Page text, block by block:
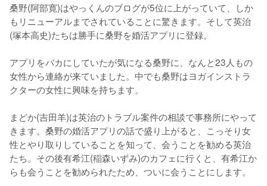
桑野(阿部寛)はやっくんのブログが5位に上がっていて、しか
もリニューアルまでされていることに驚きます。そして英治
(塚本高史)たちは勝手に桑野を婚活アプリに登録。
アプリをバカにしていたが気になる桑野に、なんと23人もの
女性から連絡が来ていました。中でも桑野はヨガインストラ
クターの女性に興味を持ちます。
まどか(吉田羊)は英治のトラブル案件の相談で事務所にやって
きます。桑野の婚活アプリの話で盛り上がると、こっそり女
性とやり取りしていることを知って、会うことを勧める英治
たち。その後有希江(稲森いずみ)のカフェに行くと、有希江か
らも会うことを勧められたため、ついに会うことにします。